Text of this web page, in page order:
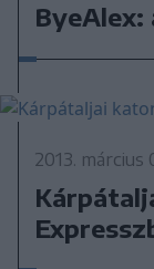
ByeAlex:
2013. március